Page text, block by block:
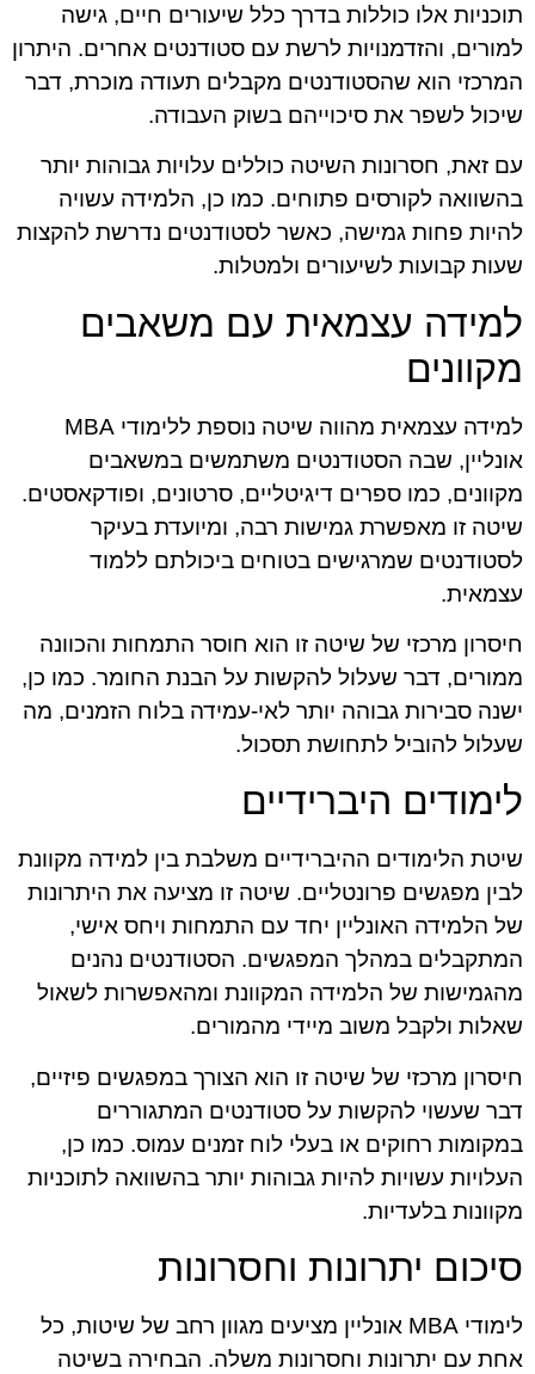
תוכניות אלו כוללות בדרך כלל שיעורים חיים, גישה
למורים, והזדמנויות לרשת עם סטודנטים אחרים. היתרון
המרכזי הוא שהסטודנטים מקבלים תעודה מוכרת, דבר
שיכול לשפר את סיכוייהם בשוק העבודה.
עם זאת, חסרונות השיטה כוללים עלויות גבוהות יותר
בהשוואה לקורסים פתוחים. כמו כן, הלמידה עשויה
להיות פחות גמישה, כאשר לסטודנטים נדרשת להקצות
שעות קבועות לשיעורים ולמטלות.
למידה עצמאית עם משאבים
מקוונים
למידה עצמאית מהווה שיטה נוספת ללימודי MBA
אונליין, שבה הסטודנטים משתמשים במשאבים
מקוונים, כמו ספרים דיגיטליים, סרטונים, ופודקאסטים.
שיטה זו מאפשרת גמישות רבה, ומיועדת בעיקר
לסטודנטים שמרגישים בטוחים ביכולתם ללמוד
עצמאית.
חיסרון מרכזי של שיטה זו הוא חוסר התמחות והכוונה
ממורים, דבר שעלול להקשות על הבנת החומר. כמו כן,
ישנה סבירות גבוהה יותר לאי-עמידה בלוח הזמנים, מה
שעלול להוביל לתחושת תסכול.
לימודים היברידיים
שיטת הלימודים ההיברידיים משלבת בין למידה מקוונת
לבין מפגשים פרונטליים. שיטה זו מציעה את היתרונות
של הלמידה האונליין יחד עם התמחות ויחס אישי,
המתקבלים במהלך המפגשים. הסטודנטים נהנים
מהגמישות של הלמידה המקוונת ומהאפשרות לשאול
שאלות ולקבל משוב מיידי מהמורים.
חיסרון מרכזי של שיטה זו הוא הצורך במפגשים פיזיים,
דבר שעשוי להקשות על סטודנטים המתגוררים
במקומות רחוקים או בעלי לוח זמנים עמוס. כמו כן,
העלויות עשויות להיות גבוהות יותר בהשוואה לתוכניות
מקוונות בלעדיות.
סיכום יתרונות וחסרונות
לימודי MBA אונליין מציעים מגוון רחב של שיטות, כל
אחת עם יתרונות וחסרונות משלה. הבחירה בשיטה